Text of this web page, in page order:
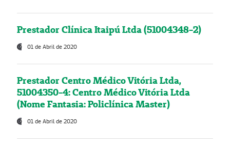
Prestador Clínica Itaipú Ltda (51004348-2)
01 de Abril de 2020
Prestador Centro Médico Vitória Ltda,
51004350-4: Centro Médico Vitória Ltda
(Nome Fantasia: Policlínica Master)
01 de Abril de 2020